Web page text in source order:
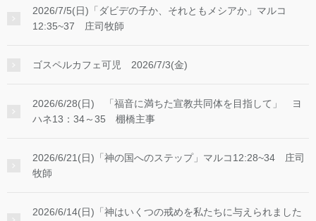
2026/7/5(日)「ダビデの子か、それともメシアか」マルコ
12:35~37 庄司牧師
ゴスペルカフェ可児 2026/7/3(金)
2026/6/28(日) 「福音に満ちた宣教共同体を目指して」 ヨ
ハネ13：34～35 棚橋主事
2026/6/21(日)「神の国へのステップ」マルコ12:28~34 庄司
牧師
2026/6/14(日)「神はいくつの戒めを私たちに与えられました